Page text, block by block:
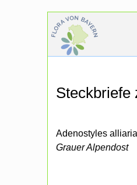
Steckbriefe
Adenostyles
Grauer Alpendost